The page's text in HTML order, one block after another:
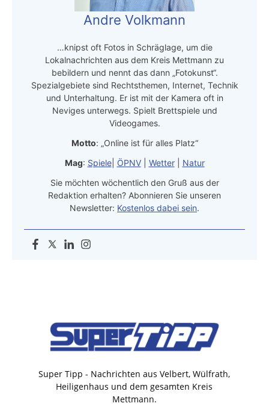
Andre Volkmann
…knipst oft Fotos in Schräglage, um die
Lokalnachrichten aus dem Kreis Mettmann zu
bebildern und nennt das dann „Fotokunst“.
Spezialgebiete sind Rechtsthemen, Internet, Technik
und Unterhaltung. Er ist mit der Kamera oft in
Neviges unterwegs. Spielt Brettspiele und
Videogames.
Motto: „Online ist für alles Platz“
Mag: Spiele| ÖPNV| Wetter| Natur
Sie möchten wöchentlich den Gruß aus der
Redaktion erhalten? Abonnieren Sie unseren
Newsletter: Kostenlos dabei sein.
Super Tipp - Nachrichten aus Velbert, Wülfrath,
Heiligenhaus und dem gesamten Kreis
Mettmann.